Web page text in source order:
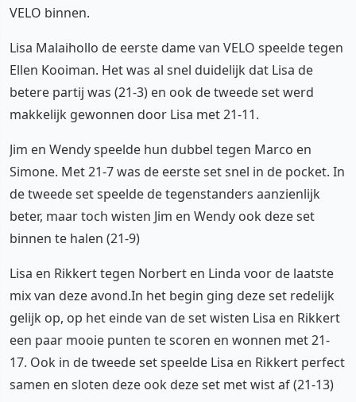
VELO binnen.
Lisa Malaihollo de eerste dame van VELO speelde tegen
Ellen Kooiman. Het was al snel duidelijk dat Lisa de
betere partij was (21-3) en ook de tweede set werd
makkelijk gewonnen door Lisa met 21-11.
Jim en Wendy speelde hun dubbel tegen Marco en
Simone. Met 21-7 was de eerste set snel in de pocket. In
de tweede set speelde de tegenstanders aanzienlijk
beter, maar toch wisten Jim en Wendy ook deze set
binnen te halen (21-9)
Lisa en Rikkert tegen Norbert en Linda voor de laatste
mix van deze avond.In het begin ging deze set redelijk
gelijk op, op het einde van de set wisten Lisa en Rikkert
een paar mooie punten te scoren en wonnen met 21-
17. Ook in de tweede set speelde Lisa en Rikkert perfect
samen en sloten deze ook deze set met wist af (21-13)